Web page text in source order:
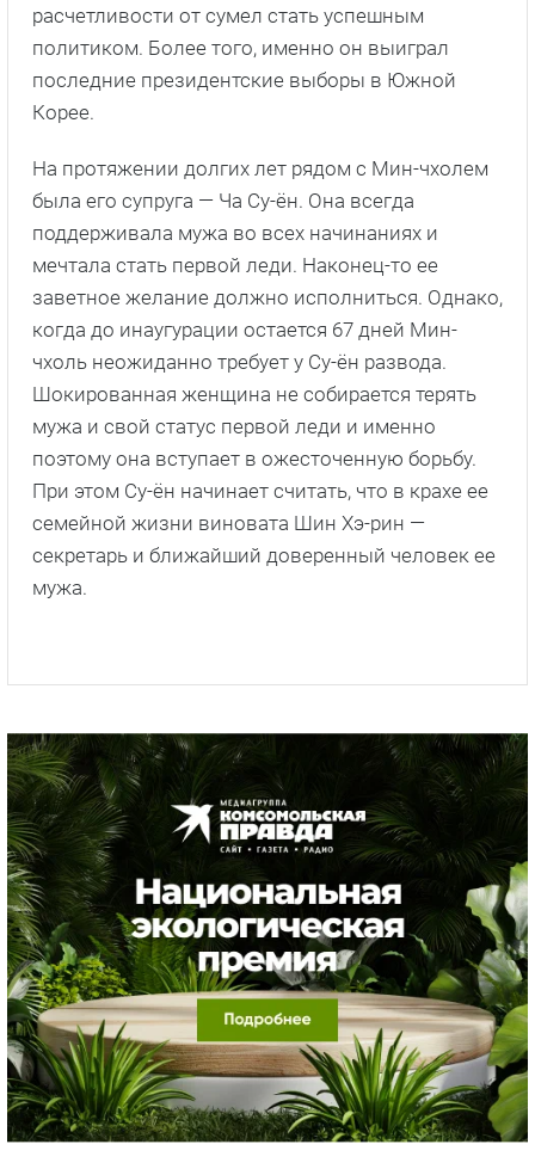
расчетливости от сумел стать успешным
политиком. Более того, именно он выиграл
последние президентские выборы в Южной
Корее.
На протяжении долгих лет рядом с Мин-чхолем
была его супруга — Ча Су-ён. Она всегда
поддерживала мужа во всех начинаниях и
мечтала стать первой леди. Наконец-то ее
заветное желание должно исполниться. Однако,
когда до инаугурации остается 67 дней Мин-
чхоль неожиданно требует у Су-ён развода.
Шокированная женщина не собирается терять
мужа и свой статус первой леди и именно
поэтому она вступает в ожесточенную борьбу.
При этом Су-ён начинает считать, что в крахе ее
семейной жизни виновата Шин Хэ-рин —
секретарь и ближайший доверенный человек ее
мужа.